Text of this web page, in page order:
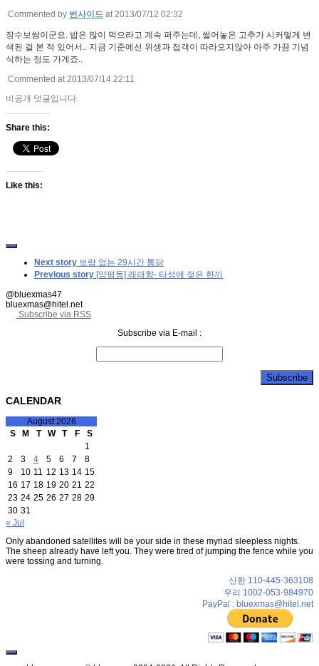
Commented by 번사이드 at 2013/07/12 02:32
장수보쌈이군요. 밥은 많이 먹으라고 계속 퍼주는데, 썰어놓은 고추가 시커멓게 변
색된 걸 본 적 있어서.. 지금 기준에선 위생과 접객이 따라오지않아 아주 가끔 기념
식하는 정도 가게죠..
Commented at 2013/07/14 22:11
비공개 덧글입니다.
Share this:
Like this:
Next story 보람 없는 29시간 통닭
Previous story [양평동] 래래향- 타성에 젖은 한끼
@bluexmas47
bluexmas@hitel.net
Subscribe via RSS
Subscribe via E-mail :
CALENDAR
August 2026
S
M T W T F
S
1
2
3 4 5 6 7
8
9
10 11 12 13 14 15
16 17 18 19 20 21 22
23 24 25 26 27 28 29
30 31
« Jul
Only abandoned satellites will be your side in these myriad sleepless nights.
The sheep already have left you. They were tired of jumping the fence while you
were tossing and turning.
신한 110-445-363108
우리 1002-053-984970
PayPal : bluexmas@hitel.net